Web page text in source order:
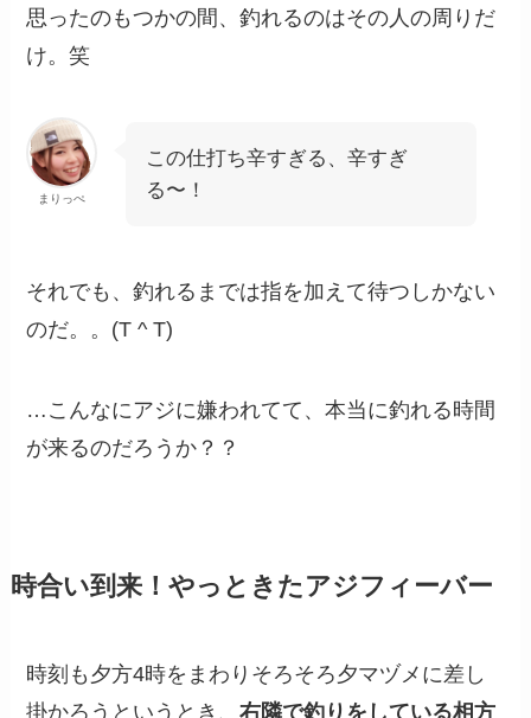
思ったのもつかの間、釣れるのはその人の周りだ
け。笑
まりっぺ
この仕打ち辛すぎる、辛すぎ
る〜！
それでも、釣れるまでは指を加えて待つしかない
のだ。。(T ^ T)
…こんなにアジに嫌われてて、本当に釣れる時間
が来るのだろうか？？
時合い到来！やっときたアジフィーバー
時刻も夕方4時をまわりそろそろ夕マヅメに差し
掛かろうというとき、右隣で釣りをしている相方